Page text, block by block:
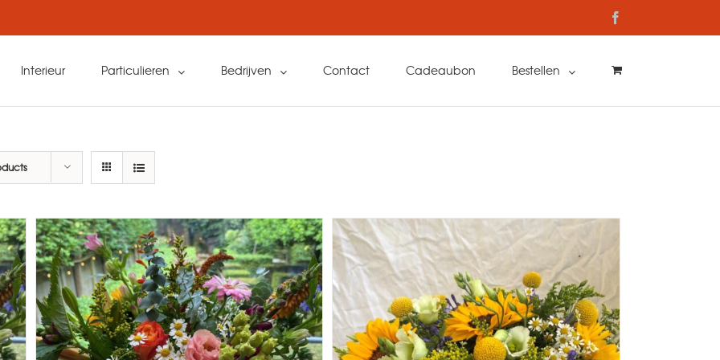
Interieur Particulieren Bedrijven Contact Cadeaubon Bestellen